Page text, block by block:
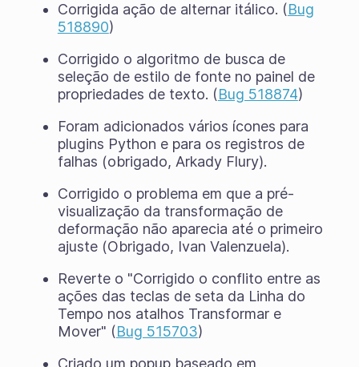
Corrigida ação de alternar itálico. (Bug
518890)
Corrigido o algoritmo de busca de
seleção de estilo de fonte no painel de
propriedades de texto. (Bug 518874)
Foram adicionados vários ícones para
plugins Python e para os registros de
falhas (obrigado, Arkady Flury).
Corrigido o problema em que a pré-
visualização da transformação de
deformação não aparecia até o primeiro
ajuste (Obrigado, Ivan Valenzuela).
Reverte o "Corrigido o conflito entre as
ações das teclas de seta da Linha do
Tempo nos atalhos Transformar e
Mover" (Bug 515703)
Criado um popup baseado em